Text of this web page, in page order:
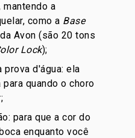
mantendo a
como a Base
Avon (são 20 tons
Lock);
prova d'água: ela
quando o choro
para que a cor do
enquanto você